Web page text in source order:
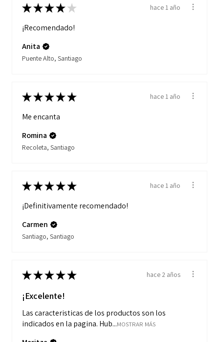
★★★★ ★ hace 1 año
¡Recomendado!
Anita
Puente Alto, Santiago
★★★★★ hace 1 año
Me encanta
Romina
Recoleta, Santiago
★★★★★ hace 1 año
¡Definitivamente recomendado!
Carmen
Santiago, Santiago
★★★★★ hace 2 años
¡Excelente!
Las caracteristicas de los productos son los
indicados en la pagina. Hub...MOSTRAR MÁS